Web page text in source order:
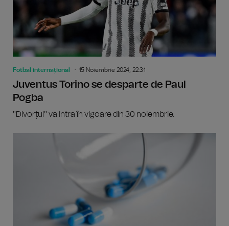
Fotbal internațional 15 Noiembrie 2024, 22:31
Juventus Torino se desparte de Paul
Pogba
"Divorțul" va intra în vigoare din 30 noiembrie.